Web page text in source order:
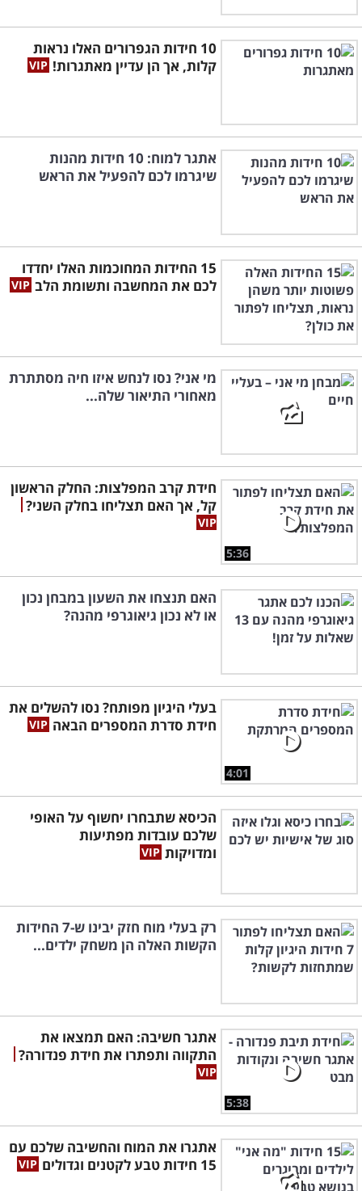
10 חידות הגפרורים האלו נראות
קלות, אך הן עדיין מאתגרות!
אתגר למוח: 10 חידות מהנות
שיגרמו לכם להפעיל את הראש
15 החידות המחוכמות האלו יחדדו
לכם את המחשבה ותשומת הלב
מי אני? נסו לנחש איזו חיה מסתתרת
מאחורי התיאור שלה...
5:36
חידת קרב המפלצות: החלק הראשון
קל, אך האם תצליחו בחלק השני?
האם תנצחו את השעון במבחן נכון
או לא נכון גיאוגרפי מהנה?
4:01
בעלי היגיון מפותח? נסו להשלים את
חידת סדרת המספרים הבאה
הכיסא שתבחרו יחשוף על האופי
שלכם עובדות מפתיעות
ומדויקות
רק בעלי מוח חזק יבינו ש-7 החידות
הקשות האלה הן משחק ילדים...
5:38
אתגר חשיבה: האם תמצאו את
התקווה ותפתרו את חידת פנדורה?
אתגרו את המוח והחשיבה שלכם עם
15 חידות טבע לקטנים וגדולים